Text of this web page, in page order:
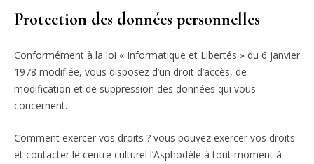
Protection des données personnelles
Conformément à la loi « Informatique et Libertés » du 6 janvier
1978 modifiée, vous disposez d’un droit d’accès, de
modification et de suppression des données qui vous
concernent.
Comment exercer vos droits ? vous pouvez exercer vos droits
et contacter le centre culturel l’Asphodèle à tout moment à